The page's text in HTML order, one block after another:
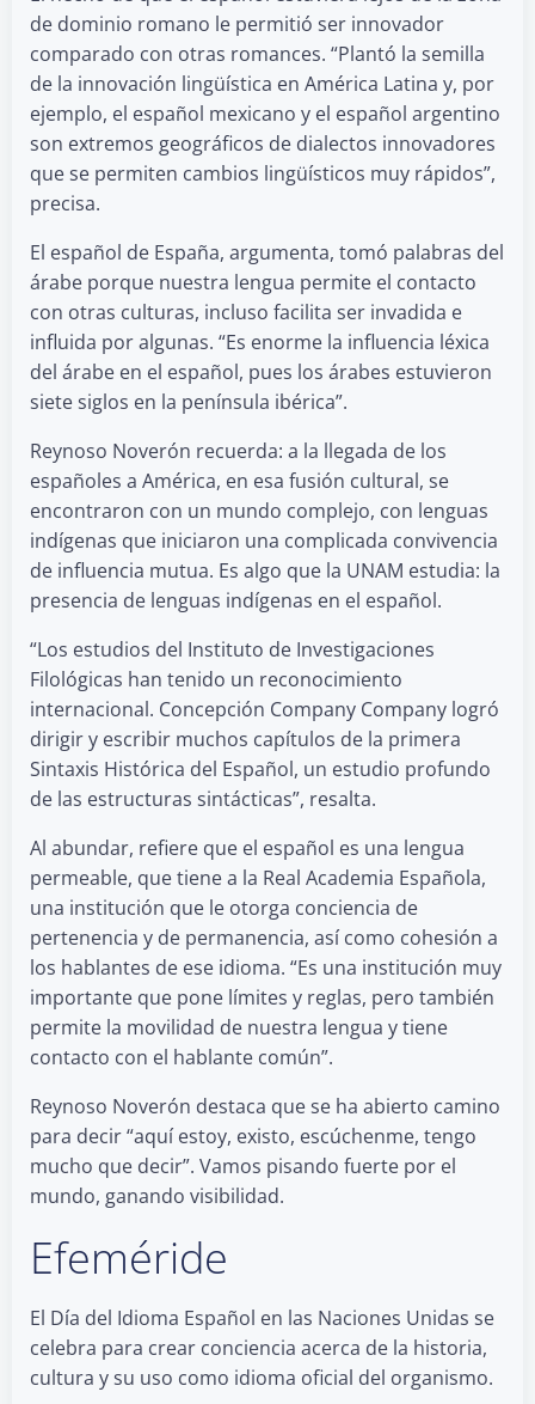
de dominio romano le permitió ser innovador
comparado con otras romances. “Plantó la semilla
de la innovación lingüística en América Latina y, por
ejemplo, el español mexicano y el español argentino
son extremos geográficos de dialectos innovadores
que se permiten cambios lingüísticos muy rápidos”,
precisa.
El español de España, argumenta, tomó palabras del
árabe porque nuestra lengua permite el contacto
con otras culturas, incluso facilita ser invadida e
influida por algunas. “Es enorme la influencia léxica
del árabe en el español, pues los árabes estuvieron
siete siglos en la península ibérica”.
Reynoso Noverón recuerda: a la llegada de los
españoles a América, en esa fusión cultural, se
encontraron con un mundo complejo, con lenguas
indígenas que iniciaron una complicada convivencia
de influencia mutua. Es algo que la UNAM estudia: la
presencia de lenguas indígenas en el español.
“Los estudios del Instituto de Investigaciones
Filológicas han tenido un reconocimiento
internacional. Concepción Company Company logró
dirigir y escribir muchos capítulos de la primera
Sintaxis Histórica del Español, un estudio profundo
de las estructuras sintácticas”, resalta.
Al abundar, refiere que el español es una lengua
permeable, que tiene a la Real Academia Española,
una institución que le otorga conciencia de
pertenencia y de permanencia, así como cohesión a
los hablantes de ese idioma. “Es una institución muy
importante que pone límites y reglas, pero también
permite la movilidad de nuestra lengua y tiene
contacto con el hablante común”.
Reynoso Noverón destaca que se ha abierto camino
para decir “aquí estoy, existo, escúchenme, tengo
mucho que decir”. Vamos pisando fuerte por el
mundo, ganando visibilidad.
Efeméride
El Día del Idioma Español en las Naciones Unidas se
celebra para crear conciencia acerca de la historia,
cultura y su uso como idioma oficial del organismo.